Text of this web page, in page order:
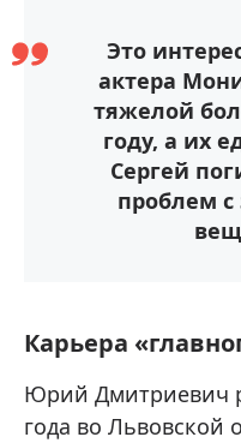
Это
актера
тяжелой
году, а их
Сергей
проблем
Карьера
Юрий Дмитриевич
года во Львовской